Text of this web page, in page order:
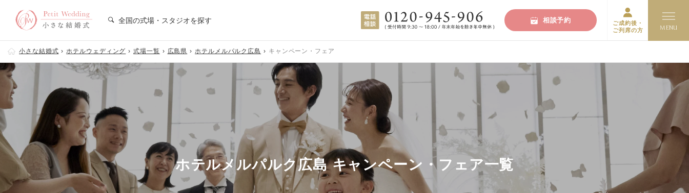
全国の式場・スタジオを探す 相談予約
ご成約後・
ご列席の方
小さな結婚式 ホテルウェディング 式場一覧 広島県 ホテルメルパルク広島 キャンペーン・フェア
ホテルメルパルク広島 キャンペーン・フェア一覧